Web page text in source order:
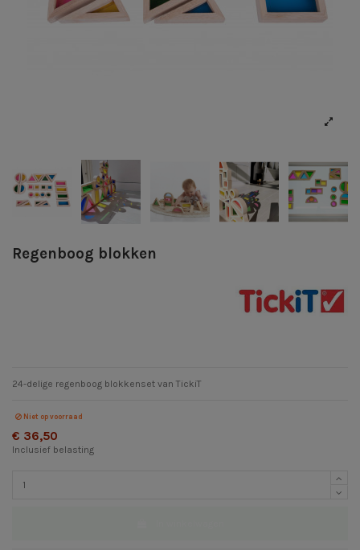
Regenboog blokken
24-delige regenboog blokkenset van TickiT
Niet op voorraad
€ 36,50
Inclusief belasting